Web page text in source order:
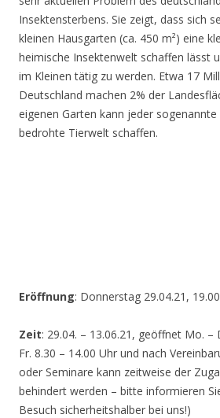
Insektensterbens. Sie zeigt, dass sich
kleinen Hausgarten (ca. 450 m²) eine
heimische Insektenwelt schaffen lässt
im Kleinen tätig zu werden. Etwa 17
Deutschland machen 2% der
eigenen Garten kann jeder
bedrohte Tierwelt schaffen.
Eröffnung: Donnerstag 29.04.21,
Zeit: 29.04. – 13.06.21, geöffnet Mo. –
Fr. 8.30 – 14.00 Uhr und nach
oder Seminare kann zeitweise der
behindert werden – bitte informieren
Besuch sicherheitshalber bei uns!)